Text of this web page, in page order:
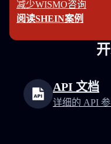
减少WISMO咨询
阅读SHEIN案例
API 文档
详细的 API